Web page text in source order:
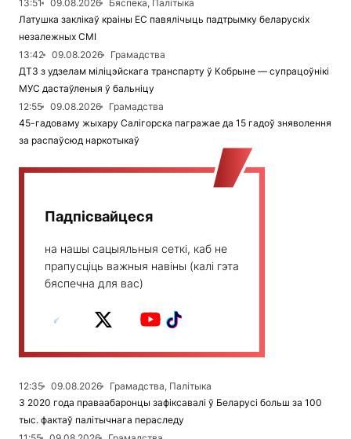
13:51 09.08.2026
Бяспека, Палітыка
Латушка заклікаў краіны ЕС павялічыць падтрымку беларускіх
незалежных СМІ
13:42
09.08.2026
Грамадства
ДТЗ з удзелам міліцэйскага транспарту ў Кобрыне — супрацоўнікі
МУС дастаўленыя ў бальніцу
12:55
09.08.2026
Грамадства
45-гадоваму жыхару Салігорска пагражае да 15 гадоў зняволення
за распаўсюд наркотыкаў
Падпісвайцеся
на нашы сацыяльныя сеткі, каб не
прапусціць важныя навіны (калі гэта
бяспечна для вас)
12:35 09.08.2026
Грамадства, Палітыка
З 2020 года праваабаронцы зафіксавалі ў Беларусі больш за 100
тыс. фактаў палітычнага пераследу